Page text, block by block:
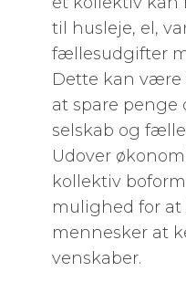
til husleje, el,
fællesudgifter
Dette kan være
at spare penge
selskab og
Udover
kollektiv
mulighed for
mennesker at
venskaber.